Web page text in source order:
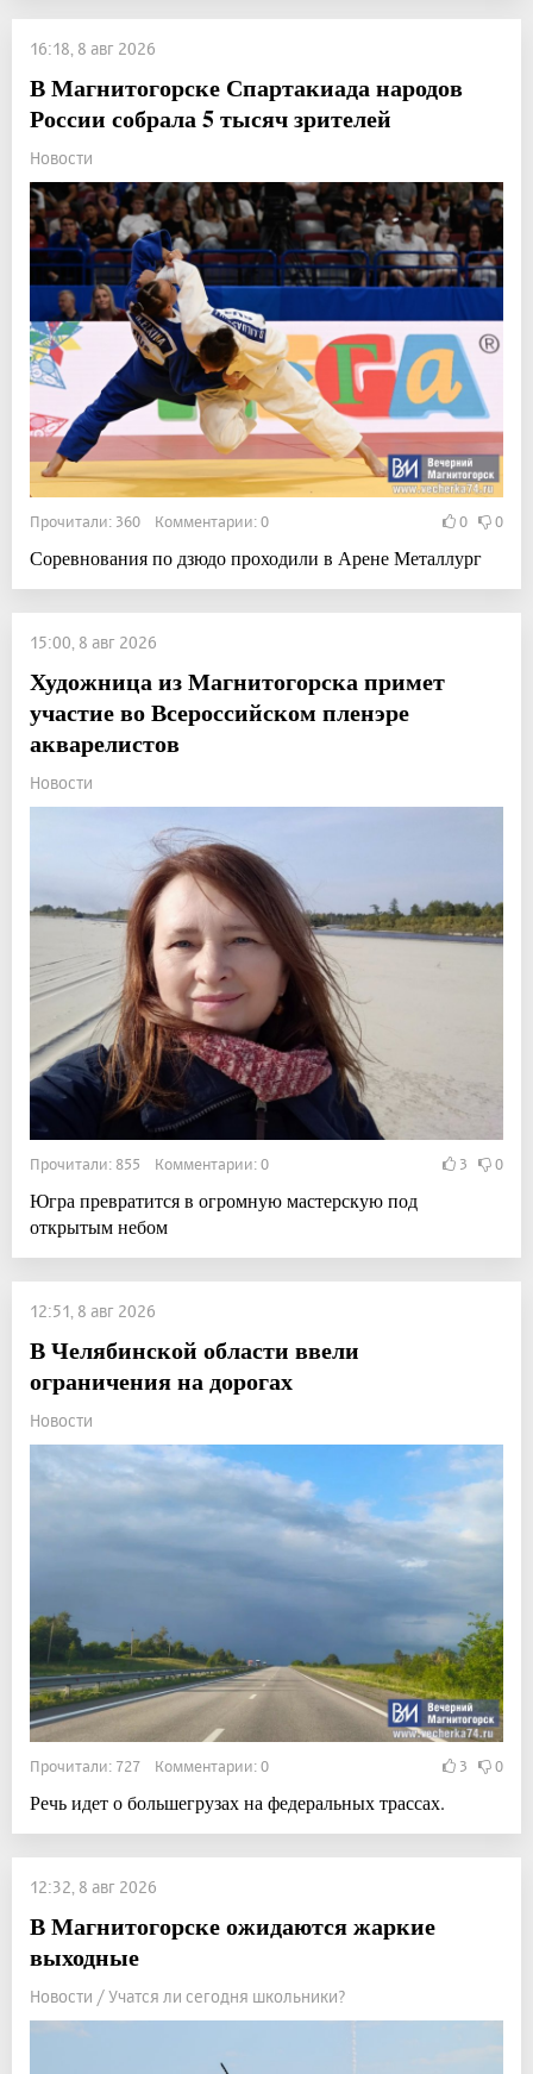
16:18, 8 авг 2026
В Магнитогорске Спартакиада народов
России собрала 5 тысяч зрителей
Новости
Прочитали: 360 Комментарии: 0 0 0
Соревнования по дзюдо проходили в Арене Металлург
15:00, 8 авг 2026
Художница из Магнитогорска примет
участие во Всероссийском пленэре
акварелистов
Новости
Прочитали: 855 Комментарии: 0 3 0
Югра превратится в огромную мастерскую под
открытым небом
12:51, 8 авг 2026
В Челябинской области ввели
ограничения на дорогах
Новости
Прочитали: 727 Комментарии: 0 3 0
Речь идет о большегрузах на федеральных трассах.
12:32, 8 авг 2026
В Магнитогорске ожидаются жаркие
выходные
Новости / Учатся ли сегодня школьники?